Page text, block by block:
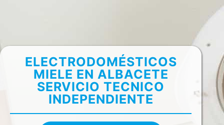
ELECTRODOMÉSTICOS
MIELE EN ALBACETE
SERVICIO TECNICO
INDEPENDIENTE